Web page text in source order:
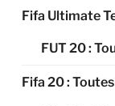
Fifa Ultimate
FUT 20 :
Fifa 20 :